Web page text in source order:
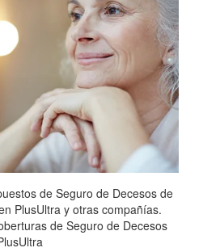
de Seguro de Decesos de
PlusUltra y otras compañías.
de Seguro de Decesos